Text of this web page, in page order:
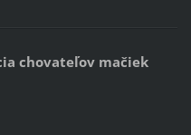
chovateľov mačiek